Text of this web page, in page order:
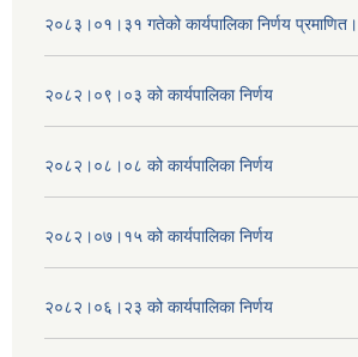
२०८३।०१।३१ गतेको कार्यपालिका निर्णय प्रमाणित।
२०८२।०९।०३ को कार्यपालिका निर्णय
२०८२।०८।०८ को कार्यपालिका निर्णय
२०८२।०७।१५ को कार्यपालिका निर्णय
२०८२।०६।२३ को कार्यपालिका निर्णय